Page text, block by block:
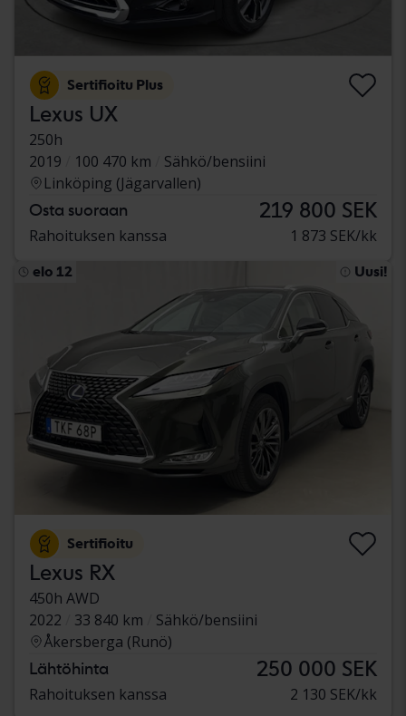
Sertifioitu Plus
Lexus UX
250h
2019
100 470 km
Sähkö/bensiini
Linköping (Jägarvallen)
Osta suoraan 219 800 SEK
Rahoituksen kanssa 1 873 SEK/kk
elo 12 Uusi!
Sertifioitu
Lexus RX
450h AWD
2022
33 840 km
Sähkö/bensiini
Åkersberga (Runö)
Lähtöhinta 250 000 SEK
Rahoituksen kanssa 2 130 SEK/kk